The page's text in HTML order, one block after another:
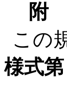
附
この
様式